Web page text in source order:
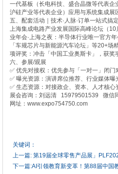
一代基板（长电科技、盛合晶微等代表
沪硅产业等代表企业）应用与系统集成
五、配套活动｜技术·人脉·订单一站式搞定
上海集成电路产业发展国际高峰论坛（
业年会·上海之夜：半导体行业唯一官方
「车规芯片与新能源汽车论坛」等20+
项评奖：冲击「中国工业奥斯卡」，获
六、参展/观展
✅ 优先对接权：优先参与「一对一」闭门
✅ 曝光资源：演讲席位推荐、行业媒体曝
✅ 生态资源：对接政企、资本、人才核心
展会咨询：刘远清 15979501539 微信
网址：www.expo754750.com
关键词：
上一篇: 第19届全球零售产品展」
下一篇:AI引领教育新变革！第88届中国